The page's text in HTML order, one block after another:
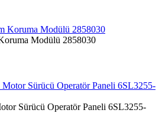
Modülü 2858030
Sürücü Operatör Paneli 6SL3255-